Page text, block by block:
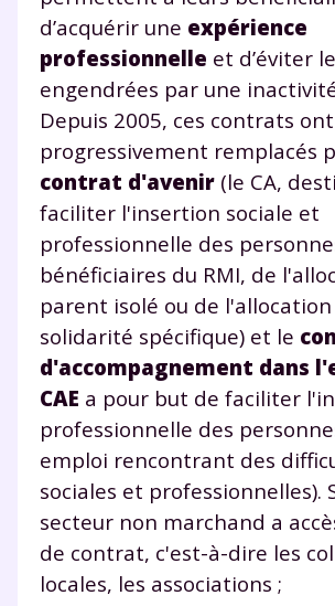
d’acquérir une expérience
professionnelle et d’éviter
engendrées par une
Depuis 2005, ces contrats
progressivement remplacés
contrat d'avenir (le CA,
faciliter l'insertion sociale et
professionnelle des
bénéficiaires du RMI, de
parent isolé ou de
solidarité spécifique) et le
d'accompagnement dans
CAE a pour but de faciliter
professionnelle des
emploi rencontrant des
sociales et professionnelles).
secteur non marchand a
de contrat, c'est-à-dire les
locales, les associations ;
Tout le programme
la Terminale
Des profs expérimentés
à la demande par tchat,
vidéo
TESTER
renseignant votre e-mail, vous consentez à ce
données à caractère personnel soient traitées
la marque myMaxicours, afin que SEJER
accès au service de soutien scolaire
savoir plus sur la gestion de vos données
pour exercer vos droits, vous pouvez
charte.
J’accepte de recevoir les
communications de la part de
myMaxicours.
Votre adresse e-mail sera